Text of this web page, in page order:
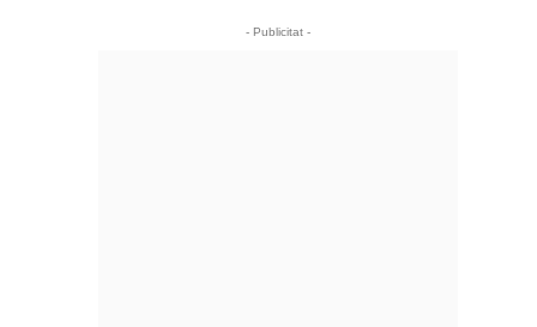
- Publicitat -